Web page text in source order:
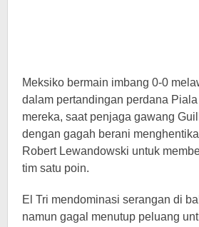
Meksiko bermain imbang 0-0
dalam pertandingan perdana
mereka, saat penjaga gawang
dengan gagah berani
Robert Lewandowski untuk
tim satu poin.
El Tri mendominasi serangan di
namun gagal menutup peluang